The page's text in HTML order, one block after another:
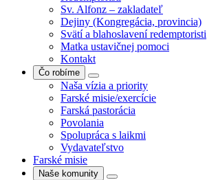
Sv. Alfonz – zakladateľ
Dejiny (Kongregácia, provincia)
Svätí a blahoslavení redemptoristi
Matka ustavičnej pomoci
Kontakt
Čo robíme
Naša vízia a priority
Farské misie/exercície
Farská pastorácia
Povolania
Spolupráca s laikmi
Vydavateľstvo
Farské misie
Naše komunity